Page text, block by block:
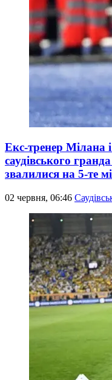
Екс-тренер Мілана
саудівського
звалилися на 5-те
02 червня, 06:46